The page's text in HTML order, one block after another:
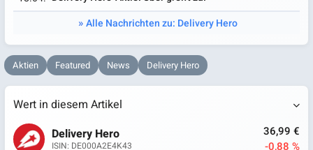
Alle Nachrichten zu: Delivery Hero
Aktien Featured News Delivery Hero
Wert in diesem Artikel
Delivery Hero
ISIN: DE000A2E4K43
36,99 €
-0,88 %